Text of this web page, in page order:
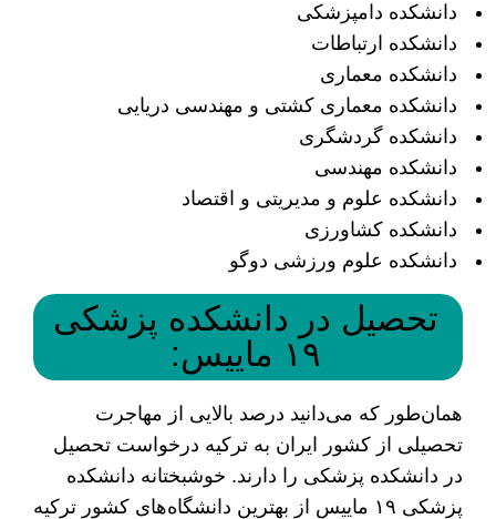
دانشکده دامپزشکی
دانشکده ارتباطات
دانشکده معماری
دانشکده معماری کشتی و مهندسی دریایی
دانشکده گردشگری
دانشکده مهندسی
دانشکده علوم و مدیریتی و اقتصاد
دانشکده کشاورزی
دانشکده علوم ورزشی دوگو
تحصیل در دانشکده پزشکی
۱۹ ماییس:
همان‌طور که می‌دانید درصد بالایی از مهاجرت
تحصیلی از کشور ایران به ترکیه درخواست تحصیل
در دانشکده پزشکی را دارند. خوشبختانه دانشکده
پزشکی ۱۹ ماییس از بهترین دانشگاه‌های کشور ترکیه